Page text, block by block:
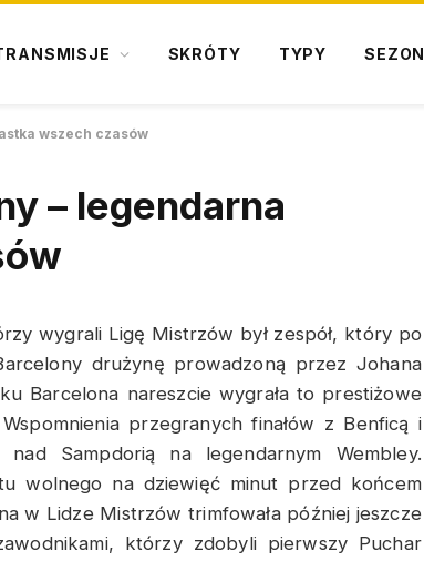
SKRÓTY TYPY SEZON
wszech czasów
– legendarna
wygrali Ligę Mistrzów był zespół, który po
drużynę prowadzoną przez Johana
Barcelona nareszcie wygrała to prestiżowe
przegranych finałów z Benficą i
Sampdorią na legendarnym Wembley.
wolnego na dziewięć minut przed końcem
w Lidze Mistrzów trimfowała później jeszcze
którzy zdobyli pierwszy Puchar